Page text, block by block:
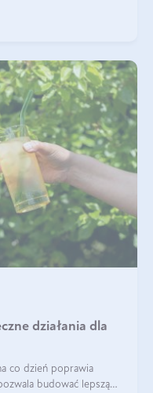
działania dla
co dzień poprawia
budować lepszą